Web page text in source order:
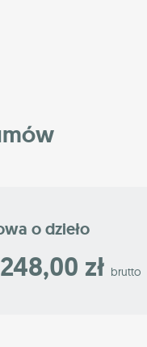
o dzieło
zł brutto